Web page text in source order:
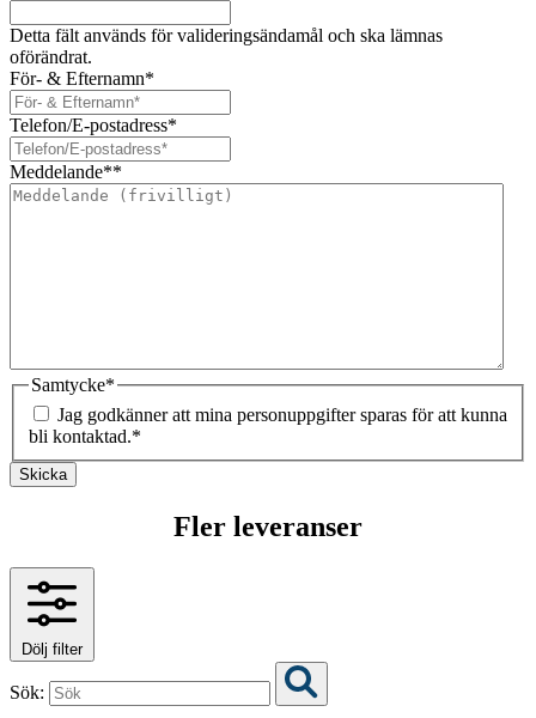
Detta fält används för valideringsändamål och ska lämnas
oförändrat.
För- & Efternamn*
Telefon/E-postadress*
Meddelande**
Samtycke*
Jag godkänner att mina personuppgifter sparas för att kunna
bli kontaktad.*
Skicka
Fler leveranser
Dölj filter
Sök: